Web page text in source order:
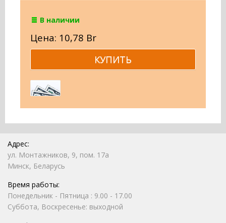
В наличии
Цена: 10,78 Br
Адрес:
ул. Монтажников, 9, пом. 17а
Минск, Беларусь
Время работы:
Понедельник - Пятница : 9.00 - 17.00
Суббота, Воскресенье: выходной